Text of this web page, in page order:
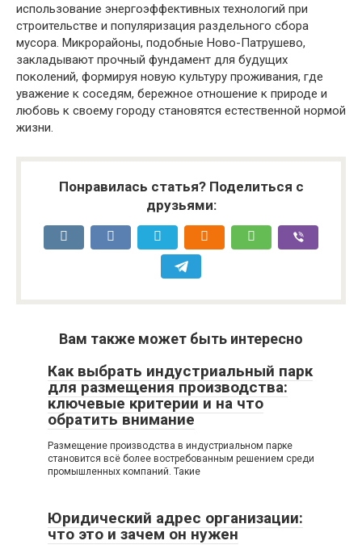
использование энергоэффективных технологий при
строительстве и популяризация раздельного сбора
мусора. Микрорайоны, подобные Ново-Патрушево,
закладывают прочный фундамент для будущих
поколений, формируя новую культуру проживания, где
уважение к соседям, бережное отношение к природе и
любовь к своему городу становятся естественной нормой
жизни.
Понравилась статья? Поделиться с
друзьями:
Вам также может быть интересно
Как выбрать индустриальный парк
для размещения производства:
ключевые критерии и на что
обратить внимание
Размещение производства в индустриальном парке
становится всё более востребованным решением среди
промышленных компаний. Такие
Юридический адрес организации:
что это и зачем он нужен